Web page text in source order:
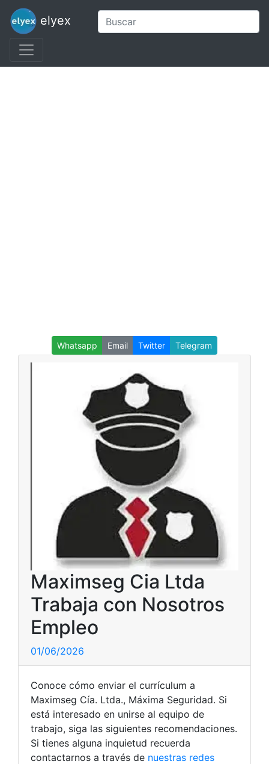
elyex
Whatsapp Email Twitter Telegram
Maximseg Cia Ltda
Trabaja con Nosotros
Empleo
01/06/2026
Conoce cómo enviar el currículum a
Maximseg Cía. Ltda., Máxima Seguridad. Si
está interesado en unirse al equipo de
trabajo, siga las siguientes recomendaciones.
Si tienes alguna inquietud recuerda
contactarnos a través de nuestras redes